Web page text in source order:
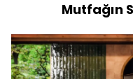
Mutfağın